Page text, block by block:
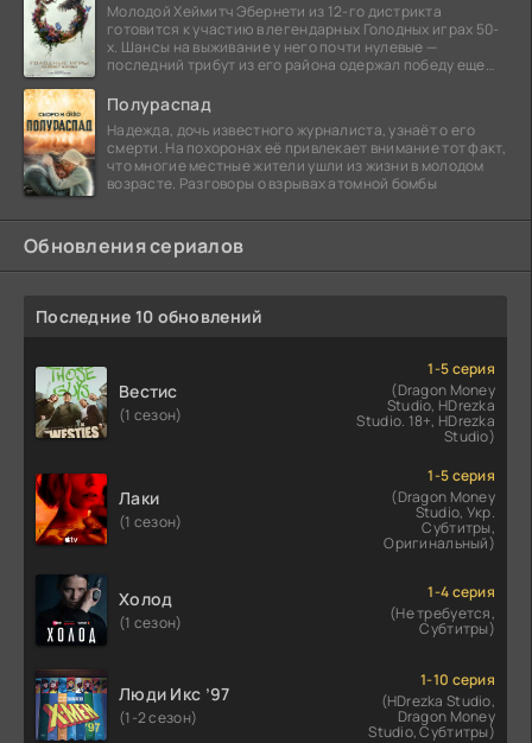
Молодой Хеймитч Эбернети из 12-го дистрикта
готовится к участию в легендарных Голодных играх 50-
х. Шансы на выживание у него почти нулевые —
последний трибут из его района одержал победу еще
Полураспад
Надежда, дочь известного журналиста, узнаёт о его
смерти. На похоронах её привлекает внимание тот факт,
что многие местные жители ушли из жизни в молодом
возрасте. Разговоры о взрывах атомной бомбы
Обновления сериалов
Последние 10 обновлений
Вестис
(1 сезон)
1-5 серия
(Dragon Money
Studio, HDrezka
Studio. 18+, HDrezka
Studio)
Лаки
(1 сезон)
1-5 серия
(Dragon Money
Studio, Укр.
Субтитры,
Оригинальный)
Холод
(1 сезон)
1-4 серия
(Не требуется,
Субтитры)
Люди Икс ’97
(1-2 сезон)
1-10 серия
(HDrezka Studio,
Dragon Money
Studio, Субтитры)